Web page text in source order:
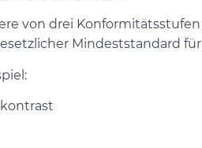
von drei
Mindeststandard